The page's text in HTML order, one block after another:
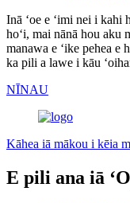
Inā ʻoe e ʻimi nei i
hoʻi, mai nānā hou aku
manawa e ʻike pehea e
ka pili a lawe i kāu
NĪNAU
Kāhea iā mākou i kēia
E pili ana iā